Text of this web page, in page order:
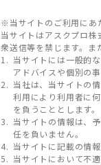
※当サイトのご利用にあ
当サイトはアスクプロ
衆送信等を禁じます。ま
当サイトには一般的
アドバイスや個別の
当社は、当サイトの
利用により利用者に
を負うこととします。
当サイトの情報は、
任を負いません。
当サイトに記載の情
当サイトにおいて不